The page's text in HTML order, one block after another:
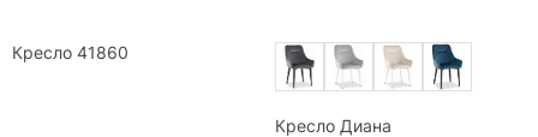
Кресло 41860
Кресло Диана